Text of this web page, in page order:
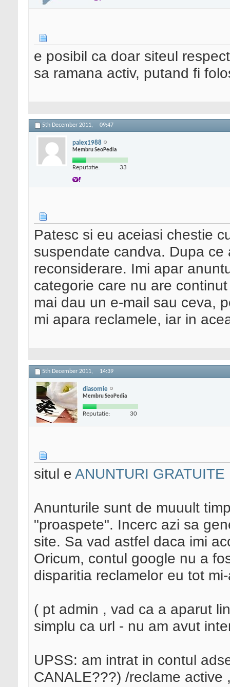
e posibil ca doar siteul
sa ramana activ, putand fi
5th December 2011, 09:47
palex1988
Membru SeoPedia
Reputatie: 33
Patesc si eu aceiasi chestie
suspendate candva. Dupa
reconsiderare. Imi apar
categorie care nu are
mai dau un e-mail sau ceva,
mi apara reclamele, iar in
5th December 2011, 14:39
diasomie
Membru SeoPedia
Reputatie: 30
situl e ANUNTURI GRATUITE
Anunturile sunt de muuult
"proaspete". Incerc azi sa
site. Sa vad astfel daca imi
Oricum, contul google nu a
disparitia reclamelor eu tot
( pt admin , vad ca a aparut
simplu ca url - nu am avut
UPSS: am intrat in contul
CANALE???) /reclame